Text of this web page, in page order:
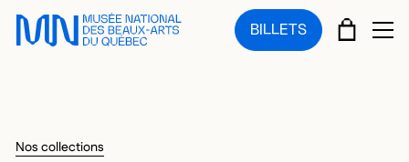
Sauter au menu principal
Sauter au contenu principal
Sauter au pied de page
BILLETS PANIER
Nos collections